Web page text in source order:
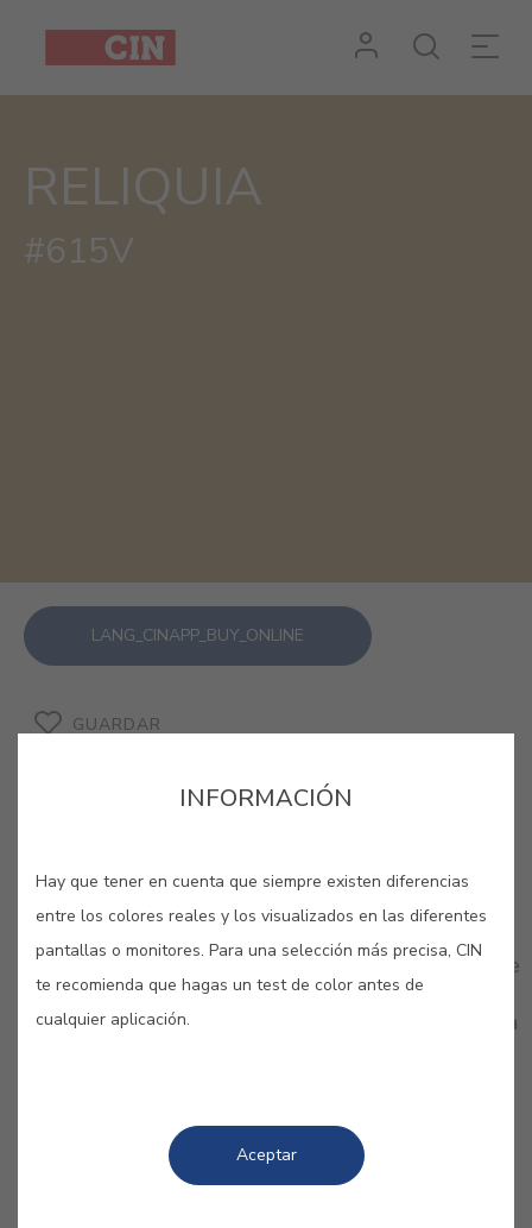
RELIQUIA
#615V
LANG_CINAPP_BUY_ONLINE
GUARDAR
¡Ilumina cualquier espacio con nuestra selección de
amarillos! Déjate llevar por su creatividad y su
serenidad, y aprovecha para llenar tu hogar de una
INFORMACIÓN
Hay que tener en cuenta que siempre existen diferencias
entre los colores reales y los visualizados en las diferentes
pantallas o monitores. Para una selección más precisa, CIN
te recomienda que hagas un test de color antes de
cualquier aplicación.
Aceptar